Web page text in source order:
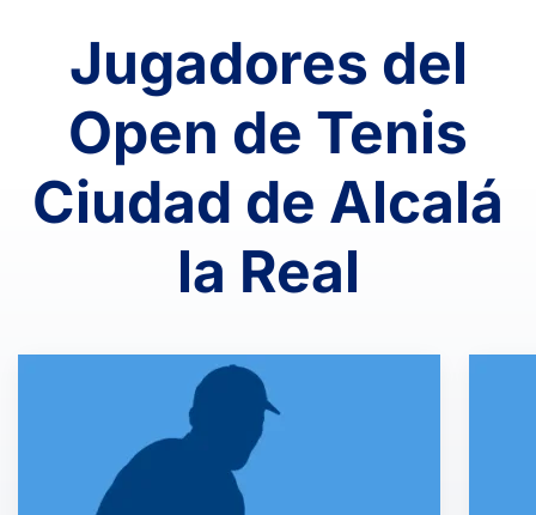
Jugadores del
Open de Tenis
Ciudad de Alcalá
la Real